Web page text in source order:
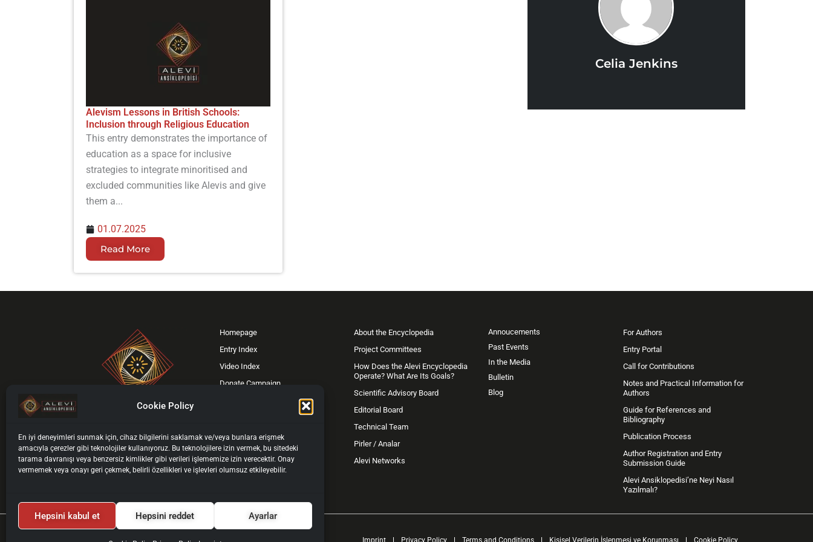
Cookie Policy
En iyi deneyimleri sunmak için, cihaz bilgilerini saklamak ve/veya bunlara erişmek
amacıyla çerezler gibi teknolojiler kullanıyoruz. Bu teknolojilere izin vermek, bu sitedeki
tarama davranışı veya benzersiz kimlikler gibi verileri işlememize izin verecektir. Onay
vermemek veya onayı geri çekmek, belirli özellikleri ve işlevleri olumsuz etkileyebilir.
Hepsini kabul et Hepsini reddet Ayarlar
Alevism Lessons in British Schools:
Inclusion through Religious Education
This entry demonstrates the importance of
education as a space for inclusive
strategies to integrate minoritised and
excluded communities like Alevis and give
them a...
01.07.2025
Read More
Celia Jenkins
F
a
c
e
o
k
X
-
t
w
t
e
I
n
s
t
g
r
a
Y
o
u
t
b
e
ISIL Code: DE-4607
Homepage
Entry Index
Video Index
Donate Campaign
About the Encyclopedia
Project Committees
How Does the Alevi Encyclopedia
Operate? What Are Its Goals?
Scientific Advisory Board
Editorial Board
Technical Team
Pirler / Analar
Alevi Networks
Annoucements
Past Events
In the Media
Bulletin
Blog
For Authors
Entry Portal
Call for Contributions
Notes and Practical Information for
Authors
Guide for References and
Bibliography
Publication Process
Author Registration and Entry
Submission Guide
Alevi Ansiklopedisi’ne Neyi Nasıl
Yazılmalı?
2026 © Alevi Encyclopedia | All Rights Reserved.
Imprint
Privacy Policy Terms and Conditions Kişisel Verilerin İşlenmesi ve Korunması Cookie Policy